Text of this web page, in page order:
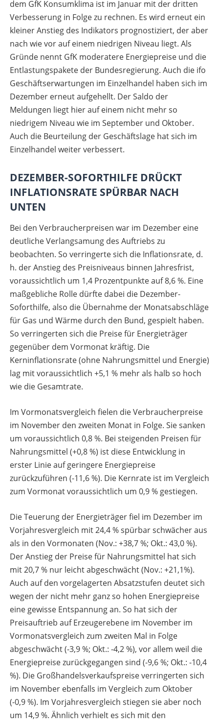
dem GfK Konsumklima ist im Januar mit der dritten
Verbesserung in Folge zu rechnen. Es wird erneut ein
kleiner Anstieg des Indikators prognostiziert, der aber
nach wie vor auf einem niedrigen Niveau liegt. Als
Gründe nennt GfK moderatere Energiepreise und die
Entlastungspakete der Bundesregierung. Auch die ifo
Geschäftserwartungen im Einzelhandel haben sich im
Dezember erneut aufgehellt. Der Saldo der
Meldungen liegt hier auf einem nicht mehr so
niedrigem Niveau wie im September und Oktober.
Auch die Beurteilung der Geschäftslage hat sich im
Einzelhandel weiter verbessert.
DEZEMBER-SOFORTHILFE DRÜCKT
INFLATIONSRATE SPÜRBAR NACH
UNTEN
Bei den Verbraucherpreisen war im Dezember eine
deutliche Verlangsamung des Auftriebs zu
beobachten. So verringerte sich die Inflationsrate, d.
h. der Anstieg des Preisniveaus binnen Jahresfrist,
voraussichtlich um 1,4 Prozentpunkte auf 8,6 %. Eine
maßgebliche Rolle dürfte dabei die Dezember-
Soforthilfe, also die Übernahme der Monatsabschläge
für Gas und Wärme durch den Bund, gespielt haben.
So verringerten sich die Preise für Energieträger
gegenüber dem Vormonat kräftig. Die
Kerninflationsrate (ohne Nahrungsmittel und Energie)
lag mit voraussichtlich +5,1 % mehr als halb so hoch
wie die Gesamtrate.
Im Vormonatsvergleich fielen die Verbraucherpreise
im November den zweiten Monat in Folge. Sie sanken
um voraussichtlich 0,8 %. Bei steigenden Preisen für
Nahrungsmittel (+0,8 %) ist diese Entwicklung in
erster Linie auf geringere Energiepreise
zurückzuführen (‑11,6 %). Die Kernrate ist im Vergleich
zum Vormonat voraussichtlich um 0,9 % gestiegen.
Die Teuerung der Energieträger fiel im Dezember im
Vorjahresvergleich mit 24,4 % spürbar schwächer aus
als in den Vormonaten (Nov.: +38,7 %; Okt.: 43,0 %).
Der Anstieg der Preise für Nahrungsmittel hat sich
mit 20,7 % nur leicht abgeschwächt (Nov.: +21,1%).
Auch auf den vorgelagerten Absatzstufen deutet sich
wegen der nicht mehr ganz so hohen Energiepreise
eine gewisse Entspannung an. So hat sich der
Preisauftrieb auf Erzeugerebene im November im
Vormonatsvergleich zum zweiten Mal in Folge
abgeschwächt (‑3,9 %; Okt.: -4,2 %), vor allem weil die
Energiepreise zurückgegangen sind (-9,6 %; Okt.: -10,4
%). Die Großhandelsverkaufspreise verringerten sich
im November ebenfalls im Vergleich zum Oktober
(‑0,9 %). Im Vorjahresvergleich stiegen sie aber noch
um 14,9 %. Ähnlich verhielt es sich mit den